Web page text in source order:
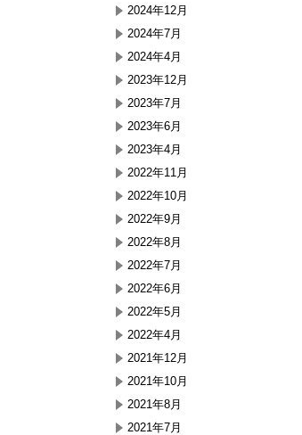
2024年12月
2024年7月
2024年4月
2023年12月
2023年7月
2023年6月
2023年4月
2022年11月
2022年10月
2022年9月
2022年8月
2022年7月
2022年6月
2022年5月
2022年4月
2021年12月
2021年10月
2021年8月
2021年7月